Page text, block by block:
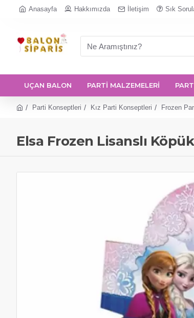
Anasayfa Hakkımızda İletişim Sık
UÇAN BALON PARTİ MALZEMELERİ
Parti Konseptleri Kız Parti Konseptleri Frozen
Elsa Frozen Lisanslı